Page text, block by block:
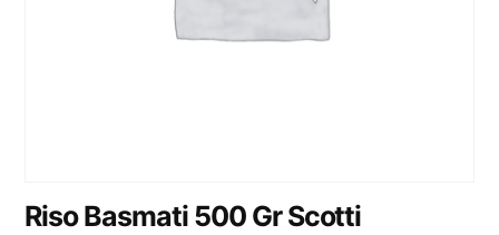
Riso Basmati 500 Gr Scotti